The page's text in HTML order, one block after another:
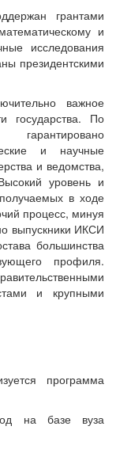
грантами
и
исследования
президентскими
важное
государства. По
гарантировано
и научные
и ведомства,
уровень и
в ходе
процесс, минуя
выпускники ИКСИ
большинства
профиля.
и крупными
программа
на базе вуза